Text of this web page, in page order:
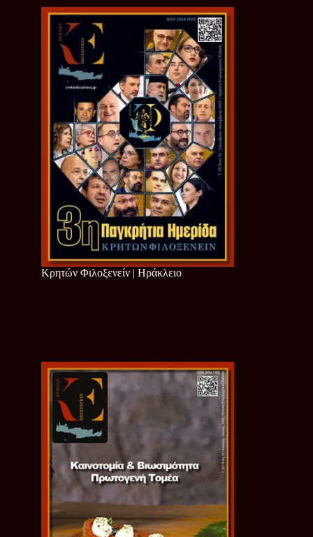
Κρητών Φιλοξενείν | Ηράκλειο